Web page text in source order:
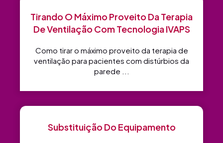
Tirando O Máximo Proveito Da Terapia
De Ventilação Com Tecnologia IVAPS
Como tirar o máximo proveito da terapia de
ventilação para pacientes com distúrbios da
parede ...
Substituição Do Equipamento